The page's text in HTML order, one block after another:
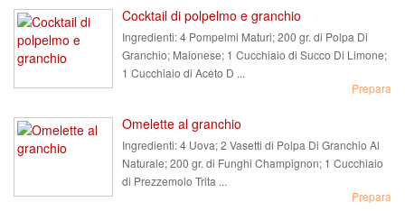
Cocktail di polpelmo e granchio
Ingredienti:4 Pompelmi Maturi; 200 gr. di Polpa Di
Granchio; Maionese; 1 Cucchiaio di Succo Di Limone;
1 Cucchiaio di Aceto D ...
Prepara
Omelette al granchio
Ingredienti:4 Uova; 2 Vasetti di Polpa Di Granchio Al
Naturale; 200 gr. di Funghi Champignon; 1 Cucchiaio
di Prezzemolo Trita ...
Prepara